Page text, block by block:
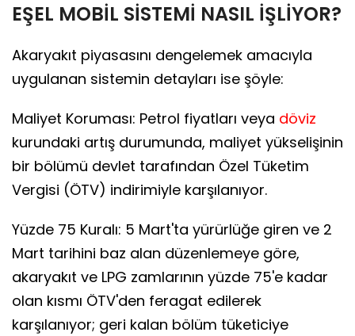
EŞEL MOBİL SİSTEMİ NASIL İŞLİYOR?
Akaryakıt piyasasını dengelemek amacıyla
uygulanan sistemin detayları ise şöyle:
Maliyet Koruması: Petrol fiyatları veya döviz
kurundaki artış durumunda, maliyet yükselişinin
bir bölümü devlet tarafından Özel Tüketim
Vergisi (ÖTV) indirimiyle karşılanıyor.
Yüzde 75 Kuralı: 5 Mart'ta yürürlüğe giren ve 2
Mart tarihini baz alan düzenlemeye göre,
akaryakıt ve LPG zamlarının yüzde 75'e kadar
olan kısmı ÖTV'den feragat edilerek
karşılanıyor; geri kalan bölüm tüketiciye